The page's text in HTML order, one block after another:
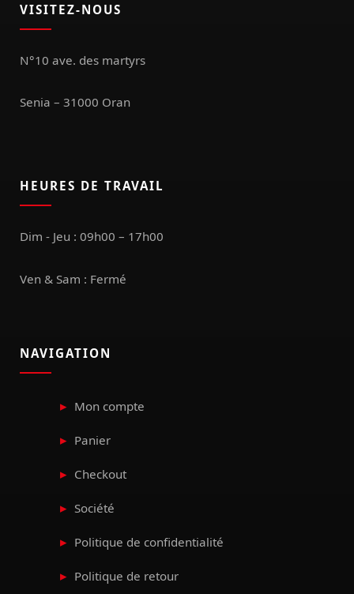
VISITEZ-NOUS
N°10 ave. des martyrs
Senia – 31000 Oran
HEURES DE TRAVAIL
Dim - Jeu : 09h00 – 17h00
Ven & Sam : Fermé
NAVIGATION
Mon compte
Panier
Checkout
Société
Politique de confidentialité
Politique de retour